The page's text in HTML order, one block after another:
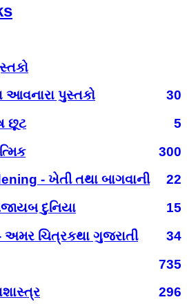
આવનારા પુસ્તકો
30
છૂટ
5
300
- ખેતી તથા બાગવાની
22
દુનિયા
15
અમર ચિત્રકથા ગુજરાતી
34
735
296